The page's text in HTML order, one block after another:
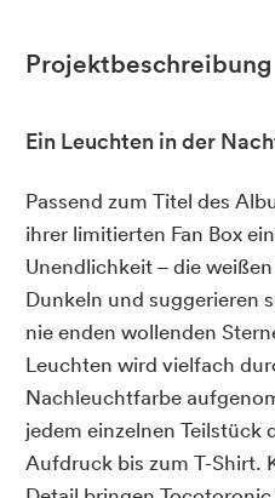
Projektbeschreibung
Ein Leuchten in der
Passend zum Titel des
ihrer limitierten Fan Box
Unendlichkeit – die
Dunkeln und suggerieren
nie enden wollenden
Leuchten wird vielfach
Nachleuchtfarbe
jedem einzelnen Teilstück
Aufdruck bis zum T-Shirt.